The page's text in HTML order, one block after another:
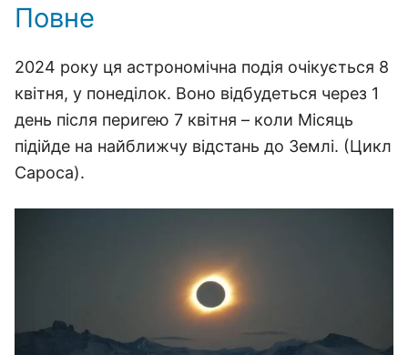
Повне
2024 року ця астрономічна подія очікується 8
квітня, у понеділок. Воно відбудеться через 1
день після перигею 7 квітня – коли Місяць
підійде на найближчу відстань до Землі. (Цикл
Сароса).